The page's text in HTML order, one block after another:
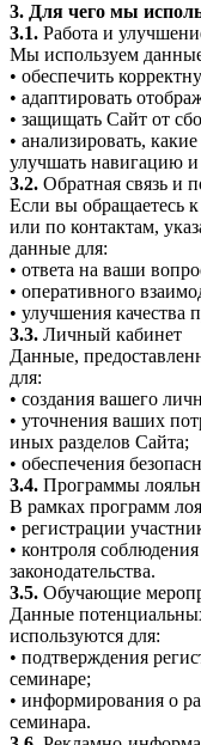
3. Для чего мы
3.1. Работа и
Мы используем
• обеспечить
• адаптировать
• защищать Сайт от
• анализировать,
улучшать навигацию
3.2. Обратная связь и
Если вы обращаетесь
или по контактам,
данные для:
• ответа на ваши
• оперативного
• улучшения качества
3.3. Личный кабинет
Данные,
для:
• создания вашего
• уточнения ваших
иных разделов Сайта;
• обеспечения
3.4. Программы
В рамках программ
• регистрации
• контроля
законодательства.
3.5. Обучающие
Данные
используются для:
• подтверждения
семинаре;
• информирования о
семинара.